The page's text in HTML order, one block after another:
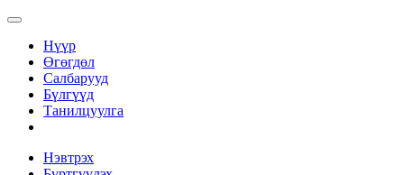
Нүүр
Өгөгдөл
Салбарууд
Бүлгүүд
Танилцуулга
Нэвтрэх